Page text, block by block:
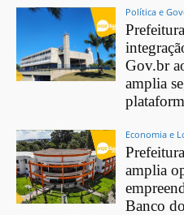
Política e
Gov.br
amplia
Economia e
amplia
Banco